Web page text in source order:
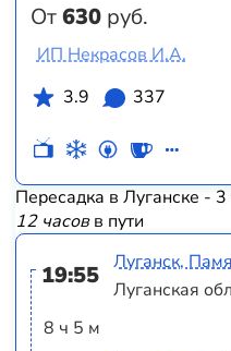
От630 руб.
ИП Некрасов И.А.
3.9
337
Пересадка в Луганске -
12 часовв пути
19:55
8 ч 5 м
Луганск,
Луганская